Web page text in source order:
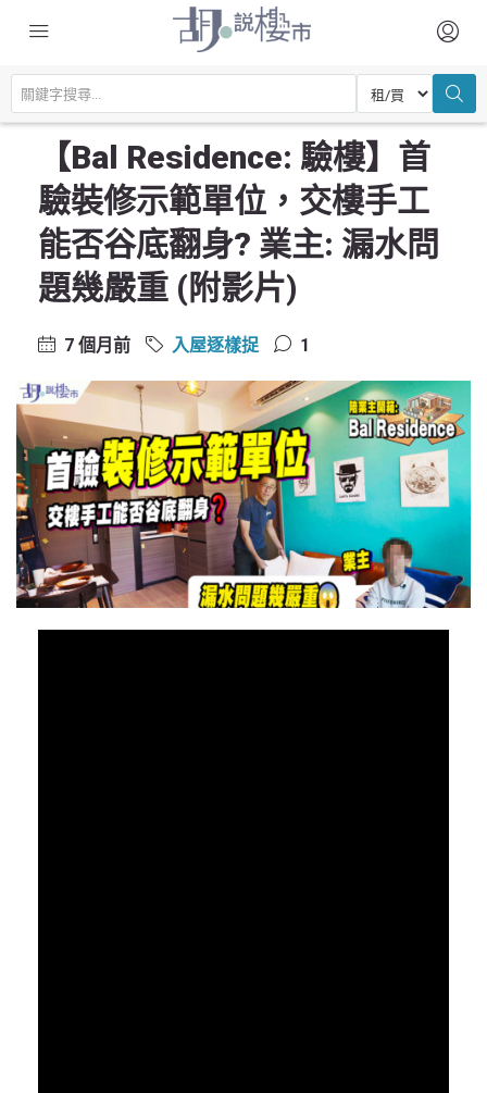
主頁
入屋逐樣捉
【Bal Residence: 驗樓】首驗裝修示範單位，交樓手工能否谷底翻身? 業
主: 漏水問題幾嚴重 (附影片)
【Bal Residence: 驗樓】首
驗裝修示範單位，交樓手工
能否谷底翻身? 業主: 漏水問
題幾嚴重 (附影片)
7 個月前 入屋逐樣捉 1